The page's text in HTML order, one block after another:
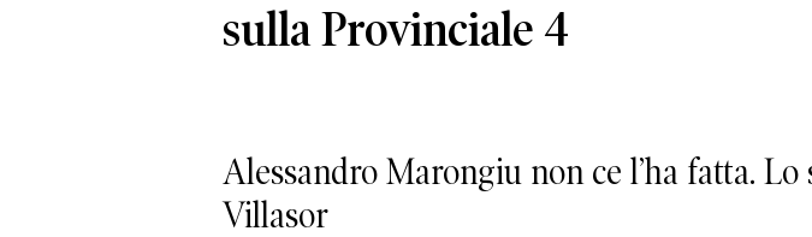
sulla Provinciale 4
Alessandro Marongiu non ce l’ha fatta.
Villasor